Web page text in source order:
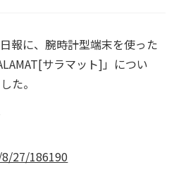
報に、腕時計型端末を使った
サラマット]」につい
た。
27/186190